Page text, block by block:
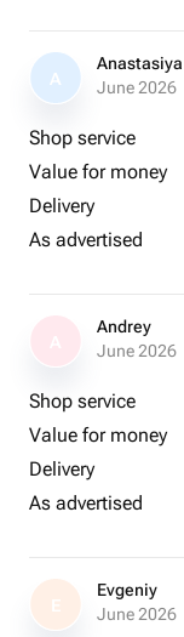
A
Anastasiya
June 2026
Shop service
Value for money
Delivery
As advertised
Andrey
June 2026
Shop service
Value for money
Delivery
As advertised
E
Evgeniy
June 2026